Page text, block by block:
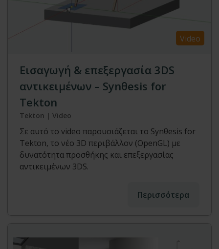
Video
Εισαγωγή & επεξεργασία 3DS
αντικειμένων – Synθesis for
Tekton
Tekton | Video
Σε αυτό το video παρουσιάζεται το Synθesis for
Tekton, το νέο 3D περιβάλλον (OpenGL) με
δυνατότητα προσθήκης και επεξεργασίας
αντικειμένων 3DS.
Περισσότερα